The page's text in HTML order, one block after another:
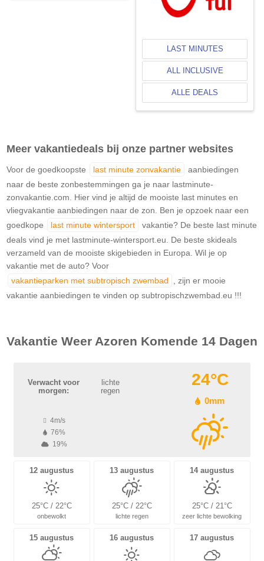
LAST MINUTES
ALL INCLUSIVE
ALLE DEALS
Meer vakantiedeals bij onze partner websites
Voor de goedkoopste last minute zonvakantie
aanbiedingen
naar de beste zonbestemmingen ga je naar lastminute-
zonvakantie.com. Hier vind je altijd de mooiste last minutes en
vliegvakantie aanbiedingen naar de zon. Ben je opzoek naar een
goedkope
last minute wintersport
vakantie? De beste last minute
deals vind je met lastminute-wintersport.eu. De beste skideals
verzameld van de mooiste skigebieden in Europa. Wil je op
vakantie met de auto? Voor
vakantieparken met subtropisch zwembad
, zijn er mooie
vakantie aanbiedingen te vinden op subtropischzwembad.eu !!!
Vakantie Weer Azoren Komende 14 Dagen
Verwacht voor
morgen:
lichte
regen
24°C
0mm
4m/s
76%
19%
12 augustus
25°C / 22°C
onbewolkt
13 augustus
25°C / 22°C
lichte regen
14 augustus
25°C / 21°C
zeer lichte bewolking
15 augustus 16 augustus 17 augustus